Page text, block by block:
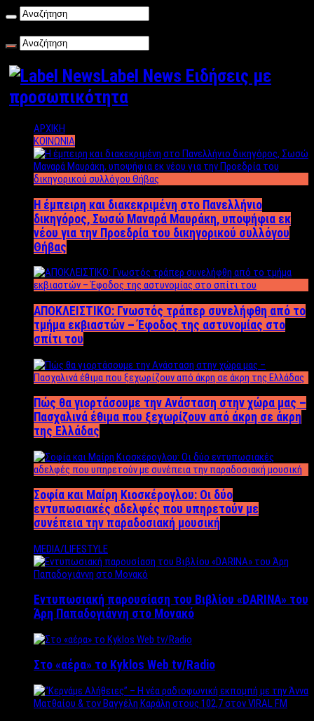
Label News Ειδήσεις με
προσωπικότητα
ΑΡΧΙΚΗ
ΚΟΙΝΩΝΙΑ
Η έμπειρη και διακεκριμένη στο Πανελλήνιο
δικηγόρος, Σωσώ Μαναρά Μαυράκη, υποψήφια εκ
νέου για την Προεδρία του δικηγορικού συλλόγου
Θήβας
ΑΠΟΚΛΕΙΣΤΙΚΟ: Γνωστός τράπερ συνελήφθη από το
τμήμα εκβιαστών – Έφοδος της αστυνομίας στο
σπίτι του
Πώς θα γιορτάσουμε την Ανάσταση στην χώρα μας –
Πασχαλινά έθιμα που ξεχωρίζουν από άκρη σε άκρη
της Ελλάδας
Σοφία και Μαίρη Κιοσκέρογλου: Οι δύο
εντυπωσιακές αδελφές που υπηρετούν με
συνέπεια την παραδοσιακή μουσική
MEDIA/LIFESTYLE
Εντυπωσιακή παρουσίαση του Βιβλίου «DARINA» του
Άρη Παπαδογιάννη στο Μονακό
Στο «αέρα» το Kyklos Web tv/Radio